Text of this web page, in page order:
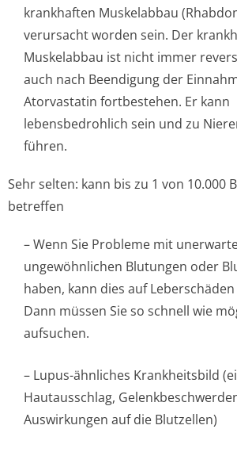
krankhaften Muskelabbau
verursacht worden sein. Der
Muskelabbau ist nicht immer
auch nach Beendigung der
Atorvastatin fortbestehen. Er kann
lebensbedrohlich sein und zu
führen.
Sehr selten: kann bis zu 1 von 10.000
betreffen
– Wenn Sie Probleme mit
ungewöhnlichen Blutungen oder
haben, kann dies auf
Dann müssen Sie so schnell wie
aufsuchen.
– Lupus-ähnliches Krankheitsbild
Hautausschlag,
Auswirkungen auf die Blutzellen)